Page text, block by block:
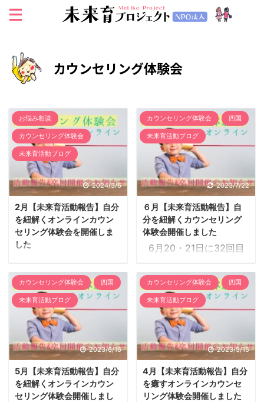
カウンセリング体験会
お悩み相談
カウンセリング体験会
未来育活動ブログ
2024/3/6
2月【未来育活動報告】自分
を紐解くオンラインカウン
セリング体験会を開催しま
した
2月21日にオンラインカ
ウンセリングスキル体験
会が開催されました。今
回は3名のご参加があり
ました。 ～✾プラク
ティショナーからのメッ
セージ✾～ わたしたち
HIT認定プラクティショ
ナーは、 お悩みを伺い、
様々なスキルの中から最
カウンセリング体験会 四国
未来育活動ブログ
2023/7/22
６月【未来育活動報告】自
分を紐解くカウンセリング
体験会開催しました
6月20・21日に32回目
となるオンラインカウン
セリングスキル体験会が
開催されました。今回は
２名のご参加がありまし
た。 ～✾プラクティ
ショナーからのメッセー
ジ✾～ わたしたちHIT認
定プラクティショナー
は、 お悩みを伺い、様々
なスキルの中から最適な
カウンセリング体験会 四国
未来育活動ブログ
2023/6/16
5月【未来育活動報告】自分
を紐解くオンラインカウン
セリング体験会開催しまし
カウンセリング体験会 四国
未来育活動ブログ
2023/5/15
4月【未来育活動報告】自分
を癒すオンラインカウンセ
リング体験会開催しました